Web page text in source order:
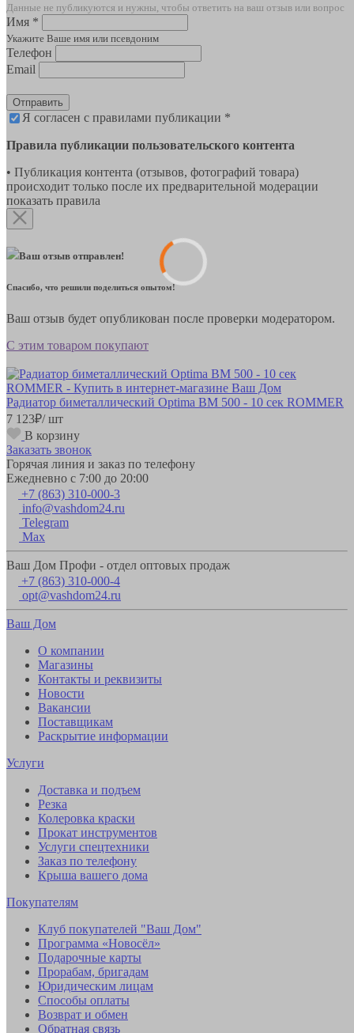
Данные не публикуются и нужны, чтобы ответить на ваш отзыв или вопрос
Имя *
Укажите Ваше имя или псевдоним
Телефон
Email
Отправить
Я согласен с правилами публикации *
Правила публикации пользовательского контента
• Публикация контента (отзывов, фотографий товара)
происходит только после их предварительной модерации
показать правила
Ваш отзыв отправлен!
Спасибо, что решили поделиться опытом!
Ваш отзыв будет опубликован после проверки модератором.
С этим товаром покупают
Радиатор биметаллический Optima BM 500 - 10 сек ROMMER
7 123₽/ шт
В корзину
Заказать звонок
Горячая линия и заказ по телефону
Ежедневно с 7:00 до 20:00
+7 (863) 310-000-3
info@vashdom24.ru
Telegram
Max
Ваш Дом Профи - отдел оптовых продаж
+7 (863) 310-000-4
opt@vashdom24.ru
Ваш Дом
О компании
Магазины
Контакты и реквизиты
Новости
Вакансии
Поставщикам
Раскрытие информации
Услуги
Доставка и подъем
Резка
Колеровка краски
Прокат инструментов
Услуги спецтехники
Заказ по телефону
Крыша вашего дома
Покупателям
Клуб покупателей "Ваш Дом"
Программа «Новосёл»
Подарочные карты
Прорабам, бригадам
Юридическим лицам
Способы оплаты
Возврат и обмен
Обратная связь